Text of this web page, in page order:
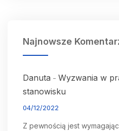
Najnowsze
Danuta - Wyzwania w
stanowisku
04/12/2022
Z pewnością jest